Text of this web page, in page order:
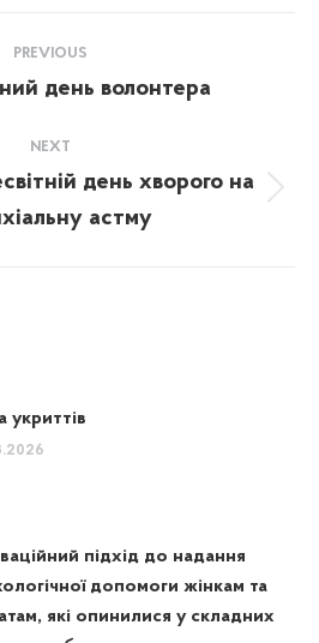
PREVIOUS
Previous
день волонтера
NEXT
post:
день хворого на
астму
укриттів
підхід до надання
допомоги жінкам та
які опинилися у складних